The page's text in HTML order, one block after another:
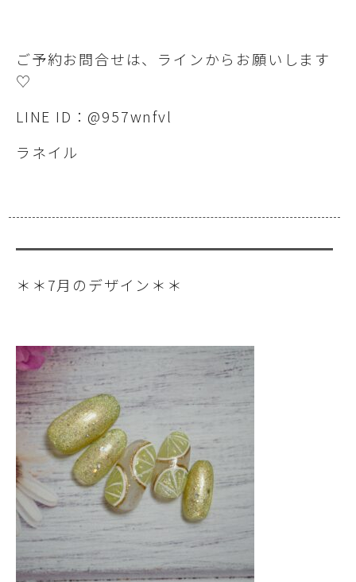
ご予約お問合せは、ラインからお願いします
♡
LINE ID：@957wnfvl
ラネイル
＊＊7月のデザイン＊＊